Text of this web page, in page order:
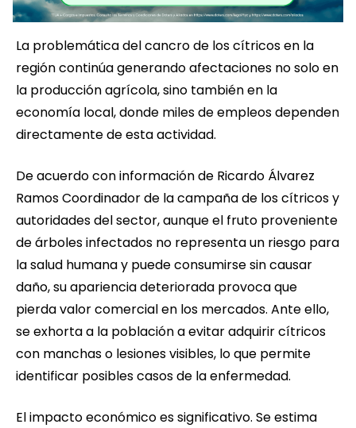
La problemática del cancro de los cítricos en la
región continúa generando afectaciones no solo en
la producción agrícola, sino también en la
economía local, donde miles de empleos dependen
directamente de esta actividad.
De acuerdo con información de Ricardo Álvarez
Ramos Coordinador de la campaña de los cítricos y
autoridades del sector, aunque el fruto proveniente
de árboles infectados no representa un riesgo para
la salud humana y puede consumirse sin causar
daño, su apariencia deteriorada provoca que
pierda valor comercial en los mercados. Ante ello,
se exhorta a la población a evitar adquirir cítricos
con manchas o lesiones visibles, lo que permite
identificar posibles casos de la enfermedad.
El impacto económico es significativo. Se estima